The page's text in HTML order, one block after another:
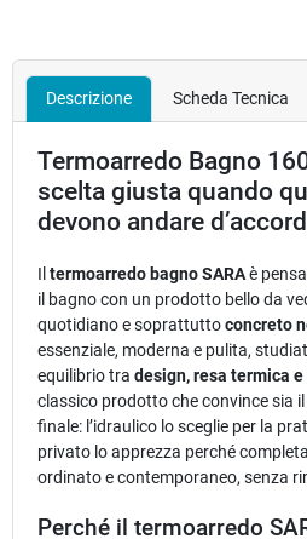
Descrizione Scheda Tecnica
Termoarredo Bagno
scelta giusta quando
devono andare
Il termoarredo bagno SARAè
il bagno con un prodotto bello da
quotidiano e soprattuttoconcreto
essenziale, moderna e pulita,
equilibrio tra design, resa termica
classico prodotto che convince sia
finale: l’idraulico lo sceglie per la
privato lo apprezza perché
ordinato e contemporaneo, senza
Perché il termoarredo